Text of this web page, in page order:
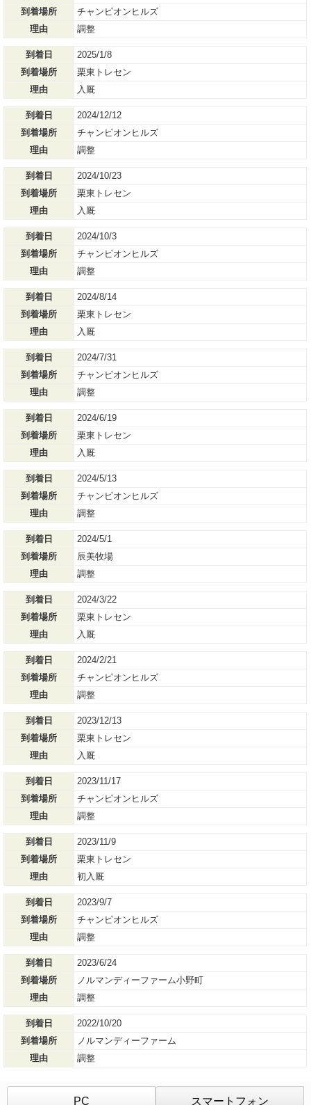
到着場所
チャンピオンヒルズ
理由
調整
到着日
2025/1/8
到着場所
栗東トレセン
理由
入厩
到着日
2024/12/12
到着場所
チャンピオンヒルズ
理由
調整
到着日
2024/10/23
到着場所
栗東トレセン
理由
入厩
到着日
2024/10/3
到着場所
チャンピオンヒルズ
理由
調整
到着日
2024/8/14
到着場所
栗東トレセン
理由
入厩
到着日
2024/7/31
到着場所
チャンピオンヒルズ
理由
調整
到着日
2024/6/19
到着場所
栗東トレセン
理由
入厩
到着日
2024/5/13
到着場所
チャンピオンヒルズ
理由
調整
到着日
2024/5/1
到着場所
辰美牧場
理由
調整
到着日
2024/3/22
到着場所
栗東トレセン
理由
入厩
到着日
2024/2/21
到着場所
チャンピオンヒルズ
理由
調整
到着日
2023/12/13
到着場所
栗東トレセン
理由
入厩
到着日
2023/11/17
到着場所
チャンピオンヒルズ
理由
調整
到着日
2023/11/9
到着場所
栗東トレセン
理由
初入厩
到着日
2023/9/7
到着場所
チャンピオンヒルズ
理由
調整
到着日
2023/6/24
到着場所
ノルマンディーファーム小野町
理由
調整
到着日
2022/10/20
到着場所
ノルマンディーファーム
理由
調整
PC スマートフォン